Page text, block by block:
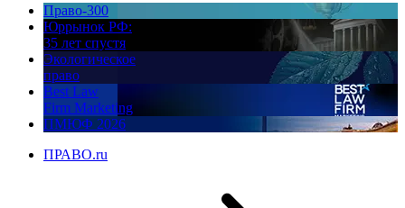
Право-300
Юррынок РФ:
35 лет спустя
Экологическое
право
Best Law
Firm Marketing
ПМЮФ 2026
ПРАВО.ru